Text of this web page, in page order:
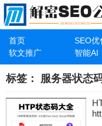
首页 SEO优
软文推广
智能AI
标签： 服务器状态